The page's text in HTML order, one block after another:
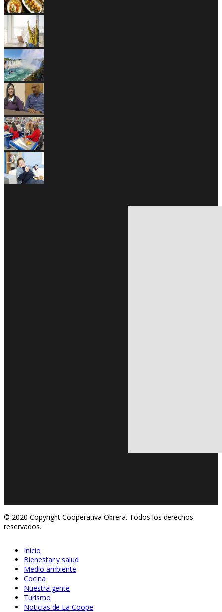
© 2020 Copyright Cooperativa Obrera. Todos los derechos
reservados.
Inicio
Bienestar y salud
Medio ambiente
Cocina
Nuestra gente
Turismo
Noticias de La Coope